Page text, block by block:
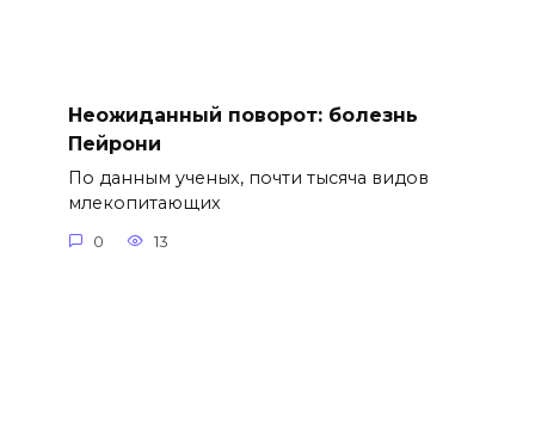
Неожиданный поворот: болезнь
Пейрони
По данным ученых, почти тысяча видов
млекопитающих
0 13